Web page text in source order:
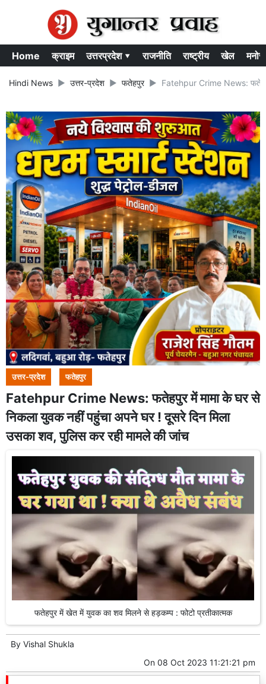
Home क्राइम उत्तरप्रदेश ▾ राजनीति राष्ट्रीय खेल
Hindi News उत्तर-प्रदेश फतेहपुर Fatehpur Crime News:
उत्तर-प्रदेश फतेहपुर
Fatehpur Crime News: फतेहपुर में मामा के घर से
निकला युवक नहीं पहुंचा अपने घर ! दूसरे दिन मिला
उसका शव, पुलिस कर रही मामले की जांच
फतेहपुर में खेत में युवक का शव मिलने से हड़कम्प : फोटो प्रतीकात्मक
By Vishal Shukla
On 08 Oct 2023 11:21:21 pm